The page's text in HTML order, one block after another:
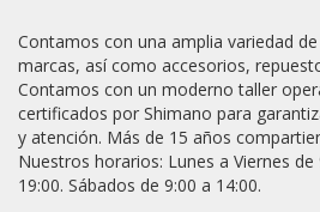
Contamos con una amplia variedad
marcas, así como accesorios,
Contamos con un moderno taller
certificados por Shimano para
y atención. Más de 15 años
Nuestros horarios: Lunes a Viernes de
19:00. Sábados de 9:00 a 14:00.